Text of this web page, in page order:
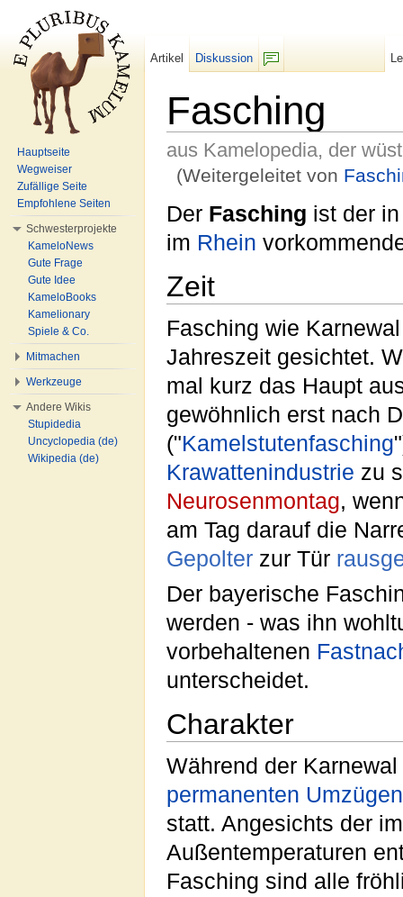
Fasching
aus Kamelopedia, der
(Weitergeleitet von
Der Fasching ist der
im Rhein
Zeit
Fasching wie
Jahreszeit gesichtet.
mal kurz das Haupt
gewöhnlich erst nach
("Kamelstutenfasching
Krawattenindustrie zu
Neurosenmontag,
am Tag darauf die
Gepolter zur Tür
Der bayerische
werden - was ihn
vorbehaltenen
unterscheidet.
Charakter
Während der
permanenten Umzügen
statt. Angesichts der
Außentemperaturen
Fasching sind alle
Artikel
Diskussion
Hauptseite
Wegweiser
Zufällige Seite
Empfohlene Seiten
Schwesterprojekte
KameloNews
Gute Frage
Gute Idee
KameloBooks
Kamelionary
Spiele & Co.
Mitmachen
Werkzeuge
Andere Wikis
Stupidedia
Uncyclopedia (de)
Wikipedia (de)